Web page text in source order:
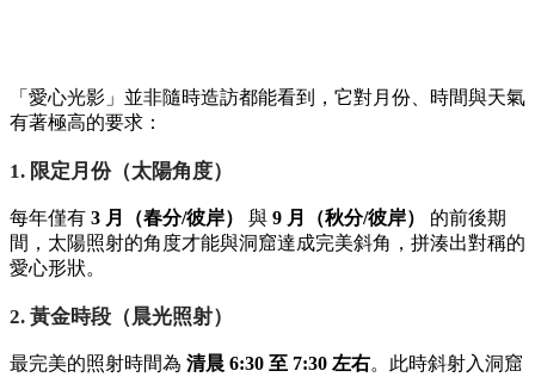
「愛心光影」並非隨時造訪都能看到，它對月份、時間與天氣
有著極高的要求：
1. 限定月份（太陽角度）
每年僅有 3 月（春分/彼岸） 與 9 月（秋分/彼岸）
的前後期
間，太陽照射的角度才能與洞窟達成完美斜角，拼湊出對稱的
愛心形狀。
2. 黃金時段（晨光照射）
最完美的照射時間為 清晨 6:30 至 7:30 左右。此時斜射入洞窟